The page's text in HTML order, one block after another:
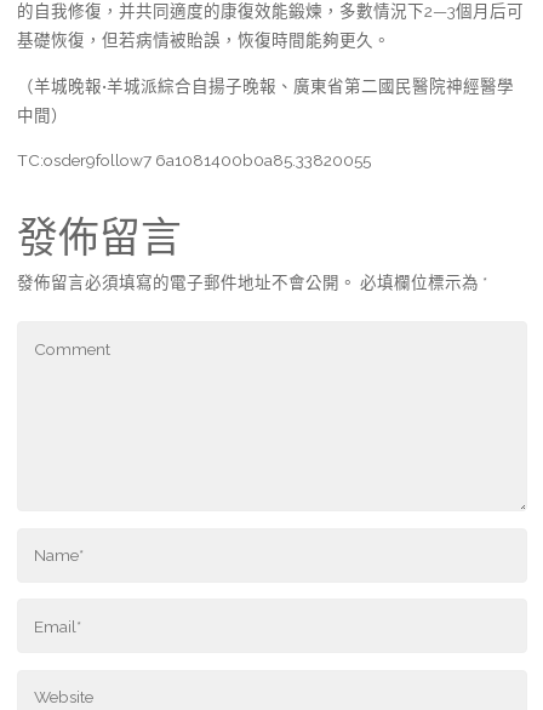
的自我修復，并共同適度的康復效能鍛煉，多數情況下2—3個月后可
基礎恢復，但若病情被貽誤，恢復時間能夠更久。
（羊城晚報•羊城派綜合自揚子晚報、廣東省第二國民醫院神經醫學
中間）
TC:osder9follow7 6a1081400b0a85.33820055
發佈留言
發佈留言必須填寫的電子郵件地址不會公開。 必填欄位標示為 *